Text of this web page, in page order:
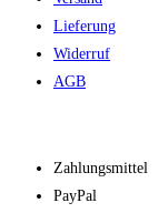
Lieferung
Widerruf
AGB
Zahlungsmittel
PayPal